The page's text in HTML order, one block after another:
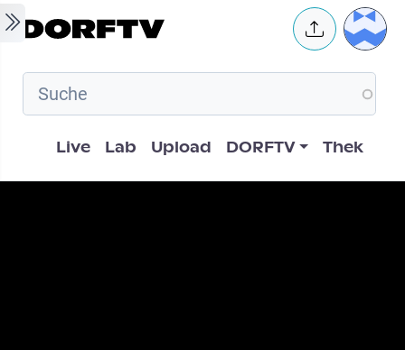
Skip to main content User
Hauptnavigation
Live Lab Upload DORFTV Thek